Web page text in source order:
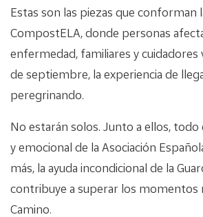
Estas son las piezas que conforman
CompostELA, donde personas
enfermedad, familiares y cuidadores
de septiembre, la experiencia de
peregrinando.
No estarán solos. Junto a ellos,
y emocional de la Asociación
más, la ayuda incondicional de la
contribuye a superar los momentos
Camino.